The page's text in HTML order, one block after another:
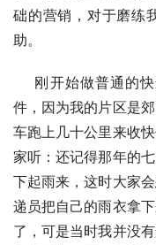
础的营销，对于磨练
助。
刚开始做普通的快
件，因为我的片区是
车跑上几十公里来收
家听：还记得那年的
下起雨来，这时大家
递员把自己的雨衣拿
了，可是当时我并没